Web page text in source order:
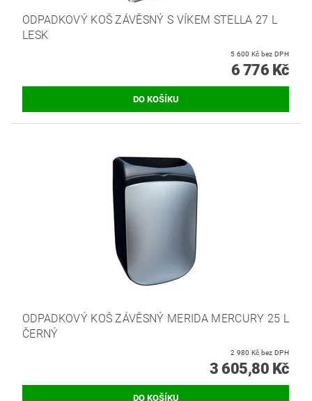
ODPADKOVÝ KOŠ ZÁVĚSNÝ S VÍKEM STELLA 27 L
LESK
5 600 Kč bez DPH
6 776 Kč
ODPADKOVÝ KOŠ ZÁVĚSNÝ MERIDA MERCURY 25 L
ČERNÝ
2 980 Kč bez DPH
3 605,80 Kč